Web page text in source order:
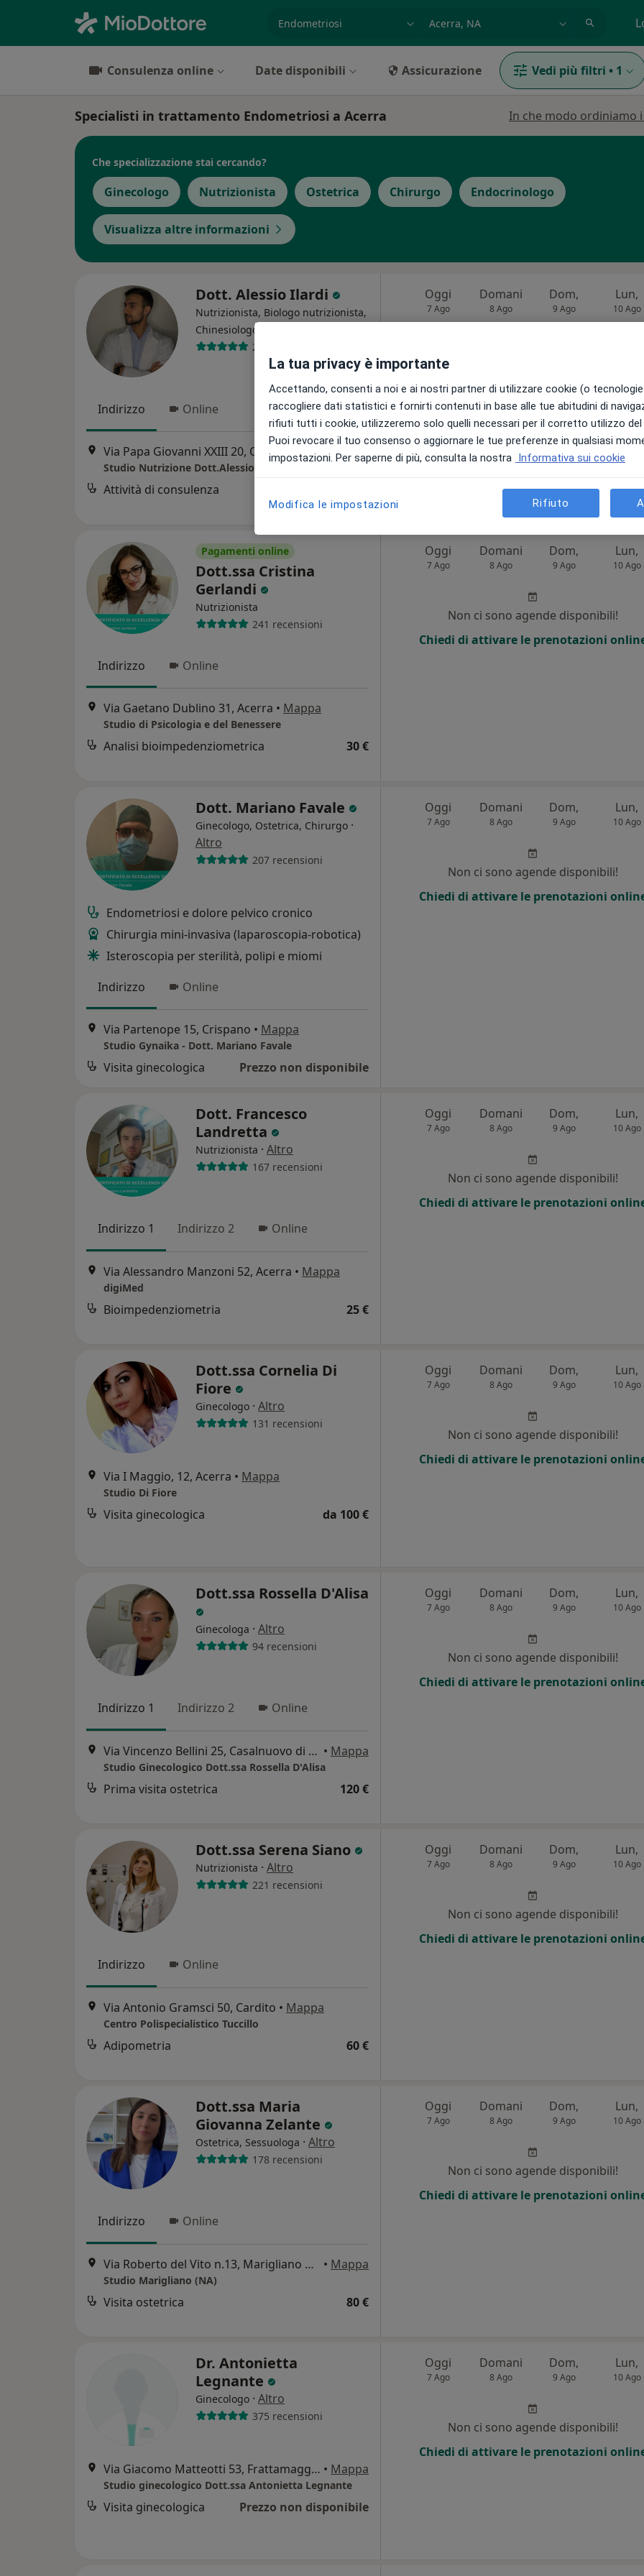
Consulenza online Date disponibili Assicurazione Vedi più filtri • 1
Specialisti in trattamento Endometriosi a Acerra In che modo ordiniamo
Che specializzazione stai cercando?
Ginecologo Nutrizionista Ostetrica Chirurgo Endocrinologo
Visualizza altre informazioni
Dott. Alessio Ilardi
Nutrizionista, Biologo nutrizionista,
Chinesiologo
20 recensioni
Indirizzo Online
Via Papa Giovanni XXIII 20, Casoria Mappa
Studio Nutrizione Dott.Alessio Ilardi
Attività di consulenza
Oggi
7 Ago
Domani
8 Ago
Dom,
9 Ago
Lun,
10 Ago
Non ci sono agende disponibili!
Chiedi di attivare le prenotazioni online
Pagamenti online
Dott.ssa Cristina
Gerlandi
Nutrizionista
241 recensioni
Indirizzo Online
Via Gaetano Dublino 31, Acerra • Mappa
Studio di Psicologia e del Benessere
Analisi bioimpedenziometrica 30 €
Oggi
7 Ago
Domani
8 Ago
Dom,
9 Ago
Lun,
10 Ago
Non ci sono agende disponibili!
Chiedi di attivare le prenotazioni
Dott. Mariano Favale
Ginecologo, Ostetrica, Chirurgo ·
Altro
207 recensioni
Endometriosi e dolore pelvico cronico
Chirurgia mini-invasiva (laparoscopia-robotica)
Isteroscopia per sterilità, polipi e miomi
Indirizzo
Online
Via Partenope 15, Crispano • Mappa
Studio Gynaika - Dott. Mariano Favale
Visita ginecologica Prezzo non disponibile
Oggi
7 Ago
Domani
8 Ago
Dom,
9 Ago
Lun,
10 Ago
Non ci sono agende disponibili!
Chiedi di attivare le prenotazioni
Dott. Francesco
Landretta
Nutrizionista · Altro
167 recensioni
Indirizzo 1 Indirizzo 2 Online
Via Alessandro Manzoni 52, Acerra • Mappa
digiMed
Bioimpedenziometria 25 €
Oggi
7 Ago
Domani
8 Ago
Dom,
9 Ago
Lun,
10 Ago
Non ci sono agende disponibili!
Chiedi di attivare le prenotazioni
Dott.ssa Cornelia Di
Fiore
Ginecologo · Altro
131 recensioni
Via I Maggio, 12, Acerra • Mappa
Studio Di Fiore
Visita ginecologica da 100 €
Oggi
7 Ago
Domani
8 Ago
Dom,
9 Ago
Lun,
10 Ago
Non ci sono agende disponibili!
Chiedi di attivare le prenotazioni
Dott.ssa Rossella D'Alisa
Ginecologa · Altro
94 recensioni
Indirizzo 1 Indirizzo 2 Online
Via Vincenzo Bellini 25, Casalnuovo di Napoli • Mappa
Studio Ginecologico Dott.ssa Rossella D'Alisa
Prima visita ostetrica 120 €
Oggi
7 Ago
Domani
8 Ago
Dom,
9 Ago
Lun,
10 Ago
Non ci sono agende disponibili!
Chiedi di attivare le prenotazioni
Dott.ssa Serena Siano
Nutrizionista · Altro
221 recensioni
Indirizzo Online
Via Antonio Gramsci 50, Cardito • Mappa
Centro Polispecialistico Tuccillo
Adipometria 60 €
Oggi
7 Ago
Domani
8 Ago
Dom,
9 Ago
Lun,
10 Ago
Non ci sono agende disponibili!
Chiedi di attivare le prenotazioni
Dott.ssa Maria
Giovanna Zelante
Ostetrica, Sessuologa · Altro
178 recensioni
Indirizzo Online
Via Roberto del Vito n.13, Marigliano NA, Marigliano • Mappa
Studio Marigliano (NA)
Visita ostetrica 80 €
Oggi
7 Ago
Domani
8 Ago
Dom,
9 Ago
Lun,
10 Ago
Non ci sono agende disponibili!
Chiedi di attivare le prenotazioni
Dr. Antonietta
Legnante
Ginecologo · Altro
375 recensioni
Via Giacomo Matteotti 53, Frattamaggiore • Mappa
Studio ginecologico Dott.ssa Antonietta Legnante
Visita ginecologica Prezzo non disponibile
Oggi
7 Ago
Domani
8 Ago
Dom,
9 Ago
Lun,
10 Ago
Non ci sono agende disponibili!
Chiedi di attivare le prenotazioni
La tua privacy è importante
Accettando, consenti a noi e ai nostri partner di utilizzare cookie (o
raccogliere dati statistici e fornirti contenuti in base alle tue abitudini di
rifiuti tutti i cookie, utilizzeremo solo quelli necessari per il corretto utilizzo
Puoi revocare il tuo consenso o aggiornare le tue preferenze in qualsiasi
impostazioni. Per saperne di più, consulta la nostra Informativa sui cookie
Modifica le impostazioni Rifiuto